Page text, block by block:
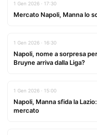
1 Gen 2026 · 17:30
Mercato Napoli, Manna lo
1 Gen 2026 · 16:30
Napoli, nome a sorpresa
Bruyne arriva dalla Liga?
1 Gen 2026 · 15:00
Napoli, Manna sfida la
mercato